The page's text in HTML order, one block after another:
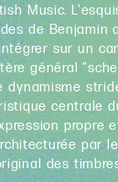
Music.
de Benjamin
sur un
général
dynamisme
centrale
propre
par
des